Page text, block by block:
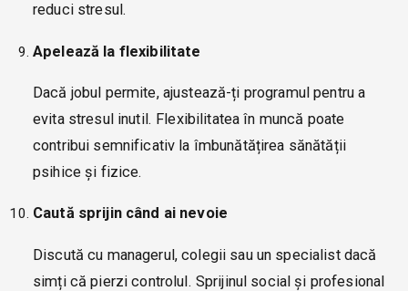
reduci stresul.
Apelează la flexibilitate
Dacă jobul permite, ajustează-ți programul pentru a
evita stresul inutil. Flexibilitatea în muncă poate
contribui semnificativ la îmbunătățirea sănătății
psihice și fizice.
Caută sprijin când ai nevoie
Discută cu managerul, colegii sau un specialist dacă
simți că pierzi controlul. Sprijinul social și profesional